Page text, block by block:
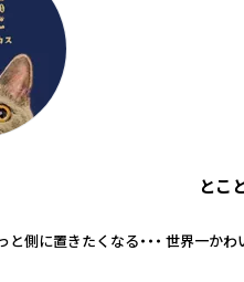
とこ
と側に置きたくなる・・・ 世界一か